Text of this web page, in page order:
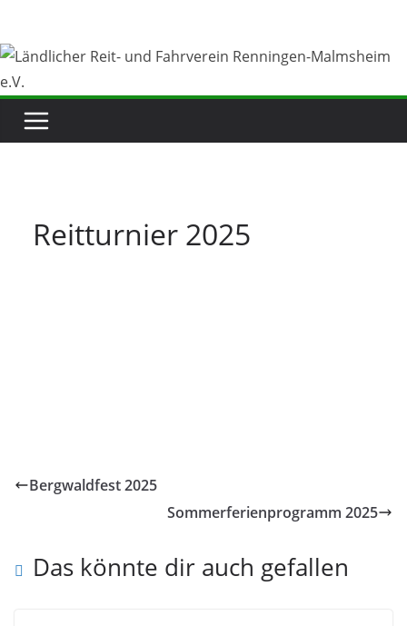
springen
Reitturnier 2025
Bergwaldfest 2025
Sommerferienprogramm 2025
Das könnte dir auch gefallen